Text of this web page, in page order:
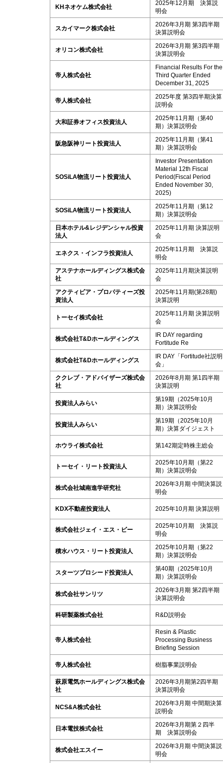
KHネオケム株式会社
2025年12月期 決算説
明会
スカイマーク株式会社
2026年3月期 第3四半期
決算説明会
オリコン株式会社
2026年3月期 第3四半期
決算説明会
帝人株式会社
Financial Results For the
Third Quarter Ended
December 31, 2025
帝人株式会社
2025年度 第3四半期決算
説明会
大和証券オフィス投資法人
2025年11月期（第40
期）決算説明会
阪急阪神リート投資法人
2025年11月期（第41
期）決算説明会
SOSiLA物流リート投資法人
Investor Presentation
Material 12th Fiscal
Period(Fiscal Period
Ended November 30,
2025)
SOSiLA物流リート投資法人
2025年11月期（第12
期）決算説明会
日本ホテル&レジデンシャル投資
法人
2025年11月期 決算説明
会
エネクス・インフラ投資法人
2025年11月期 決算説
明会
アステナホールディングス株式会
社
2025年11月期決算説明
会
アクティビア・プロパティーズ投
資法人
2025年11月期(第28期)
決算説明
トーセイ株式会社
2025年11月期 決算説明
会
株式会社T&Dホールディングス
IR DAY regarding
Fortitude Re
株式会社T&Dホールディングス
IR DAY「Fortitude社説明
会」
ククレブ・アドバイザーズ株式会
社
2026年8月期 第1四半期
決算説明
投資法人みらい
第19期（2025年10月
期）決算説明会
投資法人みらい
第19期（2025年10月
期）決算ダイジェスト
ホウライ株式会社 第142期定時株主総会
トーセイ・リート投資法人
2025年10月期（第22
期）決算説明会
株式会社城南進学研究社
2026年3月期 中間決算説
明会
KDX不動産投資法人 2025年10月期 決算説明
株式会社ジェイ・エス・ビー
2025年10月期 決算説
明会
積水ハウス・リート投資法人
2025年10月期（第22
期）決算説明会
スターツプロシード投資法人
第40期（2025年10月
期）決算説明会
株式会社サンリツ
2026年3月期 第2四半期
決算説明会
科研製薬株式会社 R&D説明会
帝人株式会社
Resin & Plastic
Processing Business
Briefing Session
帝人株式会社 樹脂事業説明会
萩原電気ホールディングス株式会
社
2026年3月期第2四半期
決算説明会
NCS&A株式会社
2026年3月期 中間期決算
説明会
日本電技株式会社
2026年3月期第２四半
期 決算説明会
株式会社エスイー
2026年3月期 中間決算説
明会